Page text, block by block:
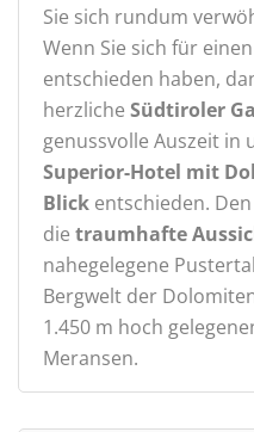
Sie sich rundum
Wenn Sie sich für
entschieden haben,
herzliche Südtiroler
genussvolle Auszeit in
Superior-Hotel mit
Blick entschieden.
die traumhafte
nahegelegene
Bergwelt der
1.450 m hoch
Meransen.